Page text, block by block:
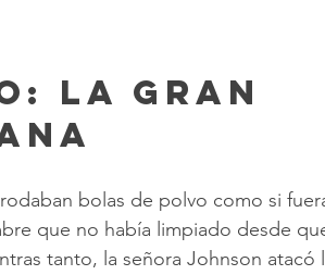
La Gran
bolas de polvo como si
que no había limpiado desde
tanto, la señora Johnson atacó